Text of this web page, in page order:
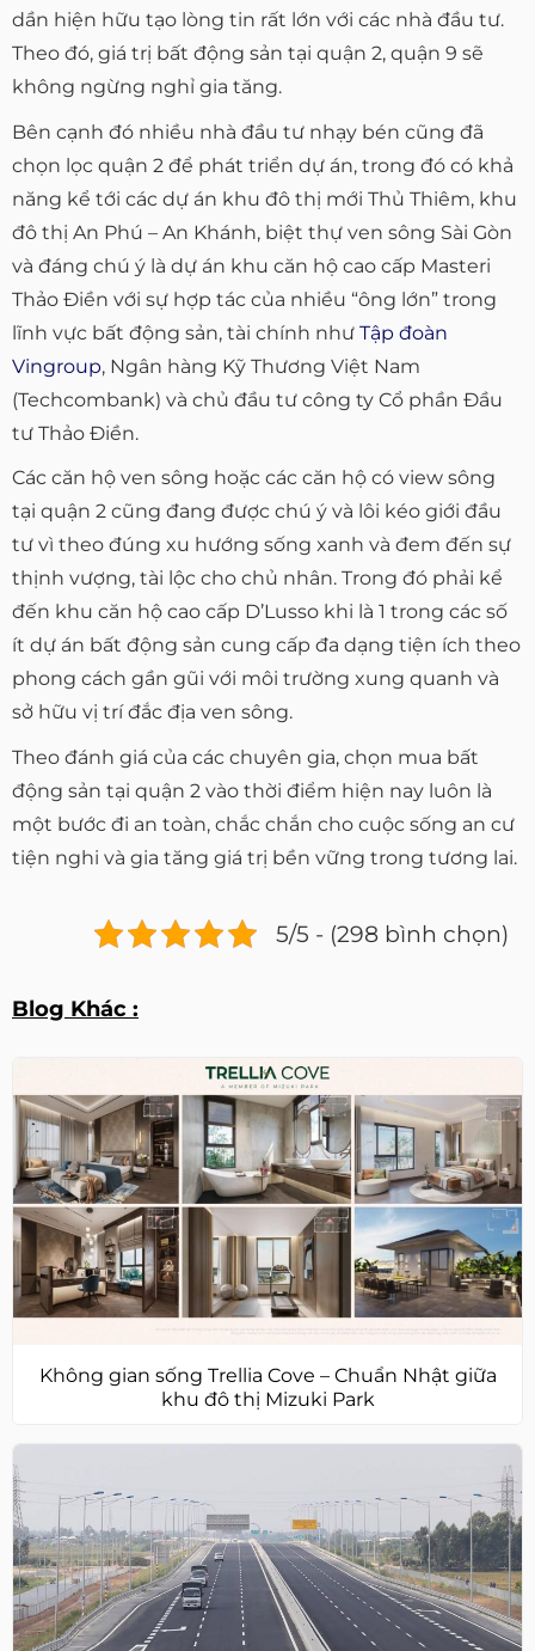
dần hiện hữu tạo lòng tin rất lớn với các nhà đầu tư.
Theo đó, giá trị bất động sản tại quận 2, quận 9 sẽ
không ngừng nghỉ gia tăng.
Bên cạnh đó nhiều nhà đầu tư nhạy bén cũng đã
chọn lọc quận 2 để phát triển dự án, trong đó có khả
năng kể tới các dự án khu đô thị mới Thủ Thiêm, khu
đô thị An Phú – An Khánh, biệt thự ven sông Sài Gòn
và đáng chú ý là dự án khu căn hộ cao cấp Masteri
Thảo Điền với sự hợp tác của nhiều “ông lớn” trong
lĩnh vực bất động sản, tài chính như Tập đoàn
Vingroup, Ngân hàng Kỹ Thương Việt Nam
(Techcombank) và chủ đầu tư công ty Cổ phần Đầu
tư Thảo Điền.
Các căn hộ ven sông hoặc các căn hộ có view sông
tại quận 2 cũng đang được chú ý và lôi kéo giới đầu
tư vì theo đúng xu hướng sống xanh và đem đến sự
thịnh vượng, tài lộc cho chủ nhân. Trong đó phải kể
đến khu căn hộ cao cấp D’Lusso khi là 1 trong các số
ít dự án bất động sản cung cấp đa dạng tiện ích theo
phong cách gần gũi với môi trường xung quanh và
sở hữu vị trí đắc địa ven sông.
Theo đánh giá của các chuyên gia, chọn mua bất
động sản tại quận 2 vào thời điểm hiện nay luôn là
một bước đi an toàn, chắc chắn cho cuộc sống an cư
tiện nghi và gia tăng giá trị bền vững trong tương lai.
5/5 - (298 bình chọn)
Blog Khác :
Không gian sống Trellia Cove – Chuẩn Nhật giữa
khu đô thị Mizuki Park